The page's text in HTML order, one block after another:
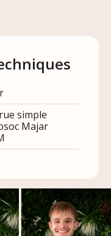
simple
Majar